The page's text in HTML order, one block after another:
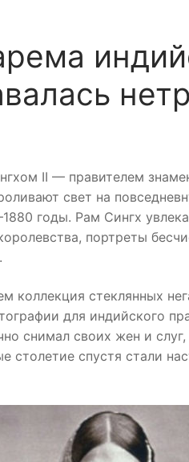
II — правителем
свет на
годы. Рам Сингх
портреты
коллекция стеклянных
для индийского
снимал своих жен и
столетие спустя стали